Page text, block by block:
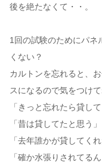
後を絶たなくて・・。
1回の試験のためにパネ
くない？
カルトンを忘れると、
スになるので気をつけ
「きっと忘れたら貸し
「昔は貸してたと思う」
「去年誰かが貸してく
「確か水張りされてる